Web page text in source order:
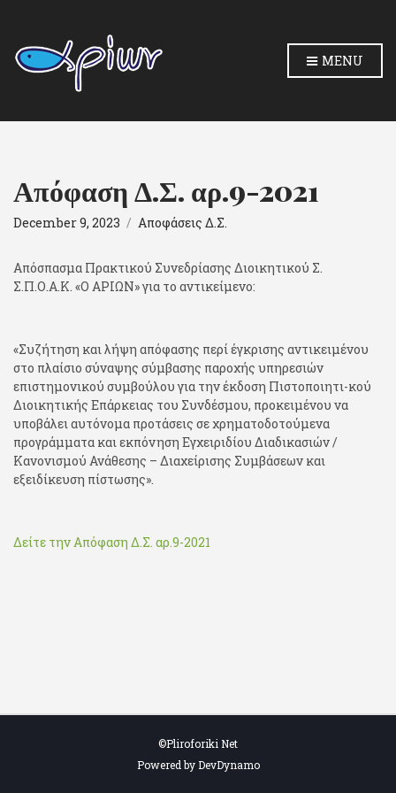
MENU
Απόφαση Δ.Σ. αρ.9-2021
December 9, 2023 Αποφάσεις Δ.Σ.
Απόσπασμα Πρακτικού Συνεδρίασης Διοικητικού Σ.
Σ.Π.Ο.Α.Κ. «Ο ΑΡΙΩΝ» για το αντικείμενο:
«Συζήτηση και λήψη απόφασης περί έγκρισης αντικειμένου
στο πλαίσιο σύναψης σύμβασης παροχής υπηρεσιών
επιστημονικού συμβούλου για την έκδοση Πιστοποιητι-κού
Διοικητικής Επάρκειας του Συνδέσμου, προκειμένου να
υποβάλει αυτόνομα προτάσεις σε χρηματοδοτούμενα
προγράμματα και εκπόνηση Εγχειριδίου Διαδικασιών /
Κανονισμού Ανάθεσης – Διαχείρισης Συμβάσεων και
εξειδίκευση πίστωσης».
Δείτε την Απόφαση Δ.Σ. αρ.9-2021
©Pliroforiki Net
Powered by DevDynamo